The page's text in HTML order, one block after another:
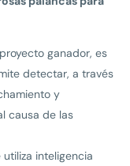
ganador, es
detectar, a través
y
causa de las
utiliza inteligencia